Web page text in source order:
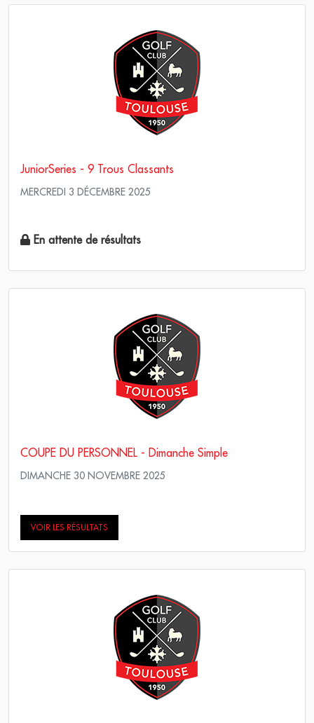
JuniorSeries - 9 Trous Classants
MERCREDI 3 DÉCEMBRE 2025
En attente de résultats
COUPE DU PERSONNEL - Dimanche Simple
DIMANCHE 30 NOVEMBRE 2025
VOIR LES RÉSULTATS